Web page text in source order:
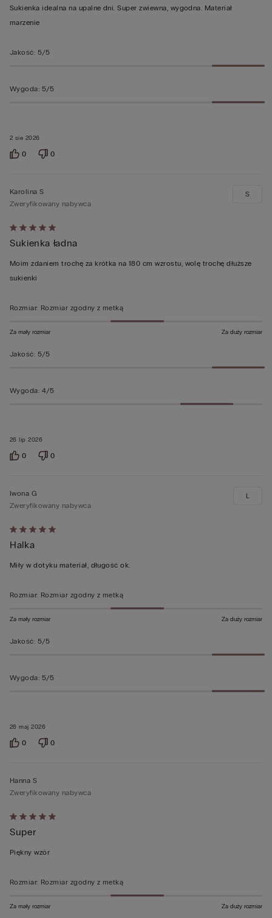
z
2 sie 2026
Sukienka idealna na upalne dni. Super zwiewna, wygodna. Materiał
marzenie
Jakość: 5/5
Wygoda: 5/5
0 0
Ocena
5
z
26 lip 2026
Karolina S
Zweryfikowany nabywca
Sukienka ładna
Moim zdaniem trochę za krótka na 180 cm wzrostu, wolę trochę dłuższe
sukienki
S
Rozmiar: Rozmiar zgodny z metką
Za mały rozmiar Za duży rozmiar
Jakość: 5/5
Wygoda: 4/5
0 0
Ocena
5
z
26 maj 2026
Iwona G
Zweryfikowany nabywca
Halka
Miły w dotyku materiał, długość ok.
L
Rozmiar: Rozmiar zgodny z metką
Za mały rozmiar Za duży rozmiar
Jakość: 5/5
Wygoda: 5/5
0 0
Ocena
5
z
Hanna S
Zweryfikowany nabywca
Super
Piękny wzór
Rozmiar: Rozmiar zgodny z metką
Za mały rozmiar Za duży rozmiar